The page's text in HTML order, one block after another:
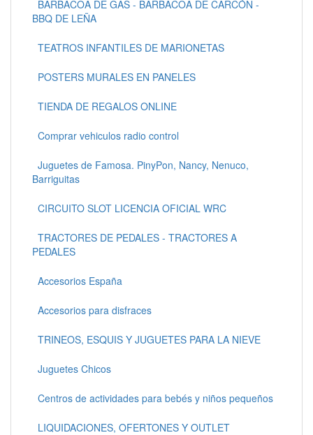
BARBACOA DE GAS - BARBACOA DE CARCÓN -
BBQ DE LEÑA
TEATROS INFANTILES DE MARIONETAS
POSTERS MURALES EN PANELES
TIENDA DE REGALOS ONLINE
Comprar vehiculos radio control
Juguetes de Famosa. PinyPon, Nancy, Nenuco,
Barriguitas
CIRCUITO SLOT LICENCIA OFICIAL WRC
TRACTORES DE PEDALES - TRACTORES A
PEDALES
Accesorios España
Accesorios para disfraces
TRINEOS, ESQUIS Y JUGUETES PARA LA NIEVE
Juguetes Chicos
Centros de actividades para bebés y niños pequeños
LIQUIDACIONES, OFERTONES Y OUTLET